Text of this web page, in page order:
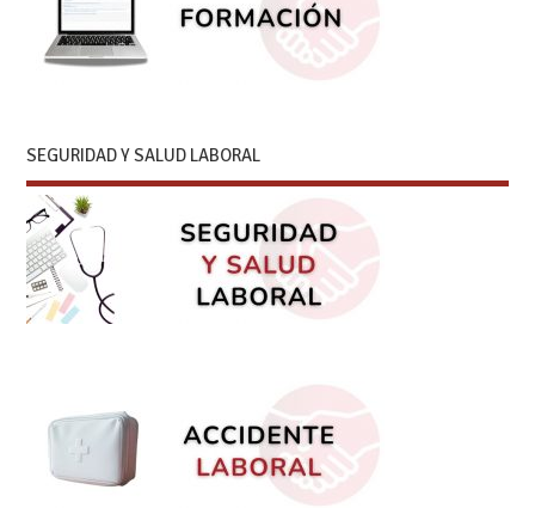
SEGURIDAD Y SALUD LABORAL